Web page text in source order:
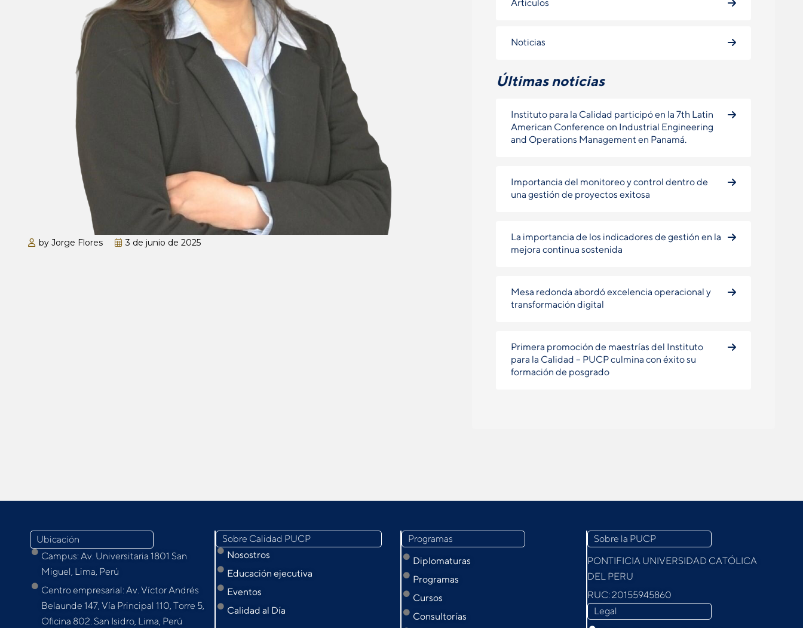
by Jorge Flores 3 de junio de 2025
Articulos
Noticias
Últimas noticias
Instituto para la Calidad participó en la 7th Latin
American Conference on Industrial Engineering
and Operations Management en Panamá.
Importancia del monitoreo y control dentro de
una gestión de proyectos exitosa
La importancia de los indicadores de gestión en la
mejora continua sostenida
Mesa redonda abordó excelencia operacional y
transformación digital
Primera promoción de maestrías del Instituto
para la Calidad – PUCP culmina con éxito su
formación de posgrado
Ubicación
Campus: Av. Universitaria 1801 San
Miguel, Lima, Perú
Centro empresarial: Av. Víctor Andrés
Belaunde 147, Vía Principal 110, Torre 5,
Oﬁcina 802. San Isidro, Lima, Perú
Sobre Calidad PUCP
Nosostros
Educación ejecutiva
Eventos
Calidad al Día
Programas
Diplomaturas
Programas
Cursos
Consultorías
Sobre la PUCP
PONTIFICIA UNIVERSIDAD CATÓLICA
DEL PERU
RUC: 20155945860
Legal